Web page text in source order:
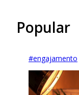
Popular
#engajamento